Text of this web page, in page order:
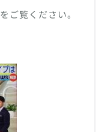
をご覧ください。